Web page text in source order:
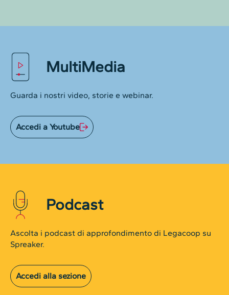
MultiMedia
Guarda i nostri video, storie e webinar.
Accedi a Youtube
Podcast
Ascolta i podcast di approfondimento di Legacoop su
Spreaker.
Accedi alla sezione